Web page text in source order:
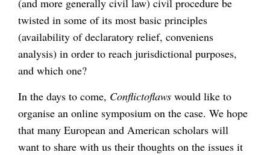
twisted in some of its most basic principles
(availability of declaratory relief, conveniens
analysis) in order to reach jurisdictional purposes,
and which one?
In the days to come, Conflictoflaws would like to
organise an online symposium on the case. We hope
that many European and American scholars will
want to share with us their thoughts on the issues it